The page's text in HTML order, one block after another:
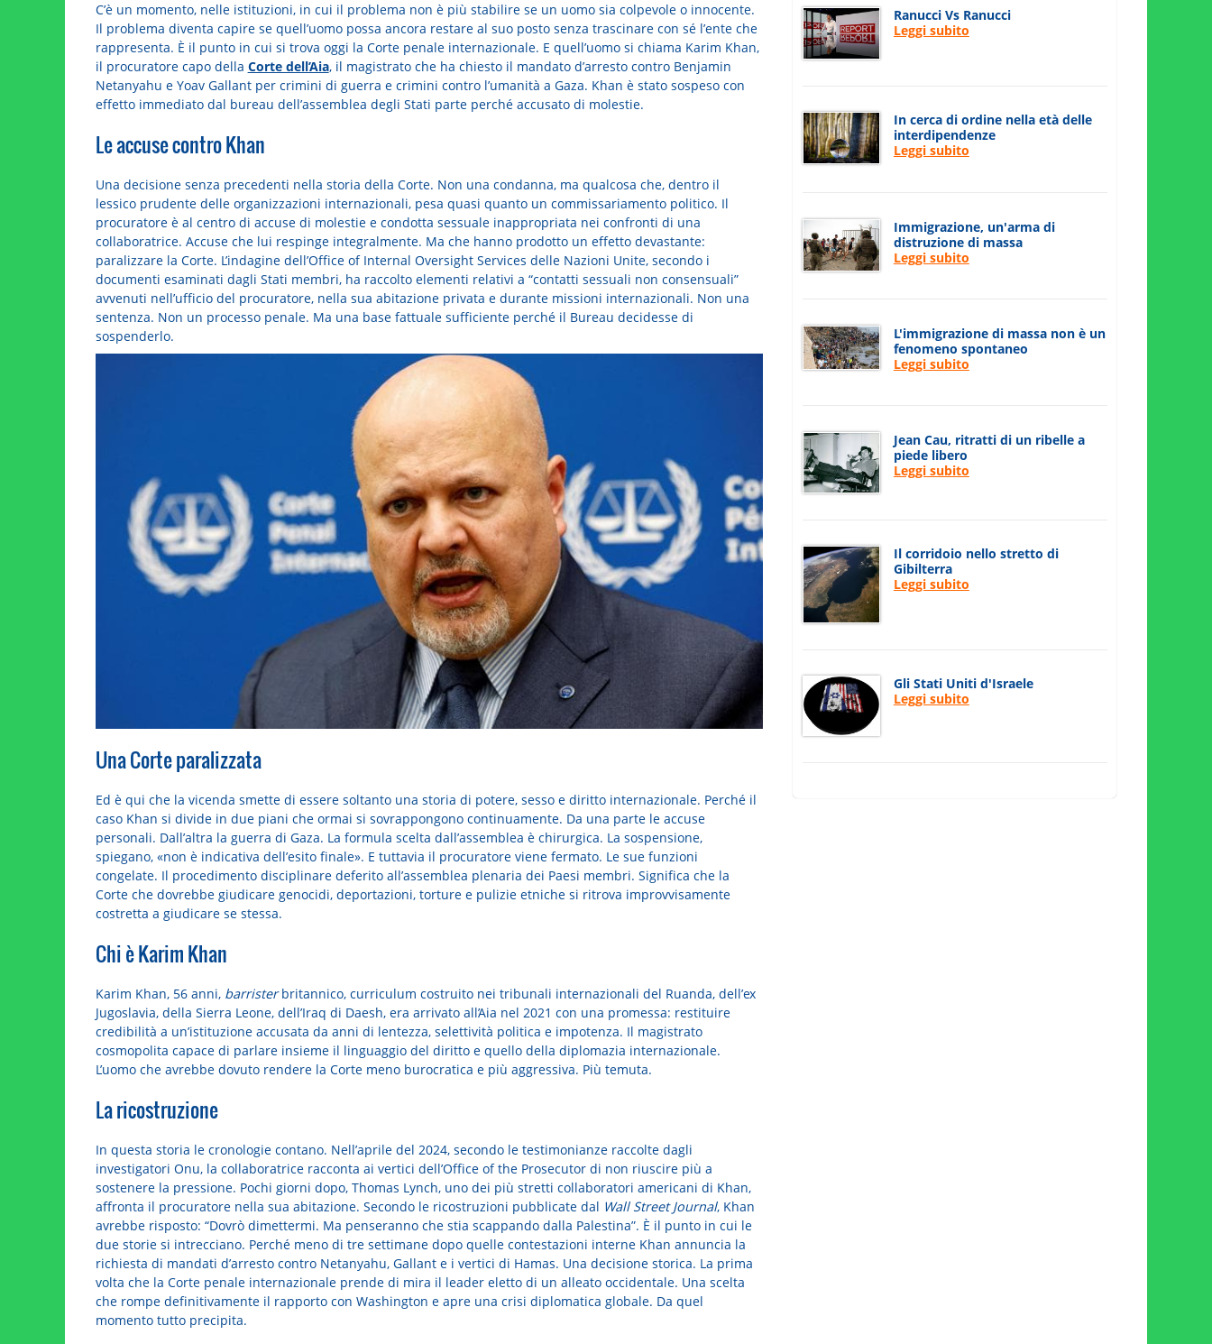
C’è un momento, nelle istituzioni, in cui il problema non è più stabilire se un uomo sia colpevole o innocente.
Il problema diventa capire se quell’uomo possa ancora restare al suo posto senza trascinare con sé l’ente che
rappresenta. È il punto in cui si trova oggi la Corte penale internazionale. E quell’uomo si chiama Karim Khan,
il procuratore capo della Corte dell’Aia, il magistrato che ha chiesto il mandato d’arresto contro Benjamin
Netanyahu e Yoav Gallant per crimini di guerra e crimini contro l’umanità a Gaza. Khan è stato sospeso con
effetto immediato dal bureau dell’assemblea degli Stati parte perché accusato di molestie.
Le accuse contro Khan
Una decisione senza precedenti nella storia della Corte. Non una condanna, ma qualcosa che, dentro il
lessico prudente delle organizzazioni internazionali, pesa quasi quanto un commissariamento politico. Il
procuratore è al centro di accuse di molestie e condotta sessuale inappropriata nei confronti di una
collaboratrice. Accuse che lui respinge integralmente. Ma che hanno prodotto un effetto devastante:
paralizzare la Corte. L’indagine dell’Office of Internal Oversight Services delle Nazioni Unite, secondo i
documenti esaminati dagli Stati membri, ha raccolto elementi relativi a “contatti sessuali non consensuali”
avvenuti nell’ufficio del procuratore, nella sua abitazione privata e durante missioni internazionali. Non una
sentenza. Non un processo penale. Ma una base fattuale sufficiente perché il Bureau decidesse di
sospenderlo.
Una Corte paralizzata
Ed è qui che la vicenda smette di essere soltanto una storia di potere, sesso e diritto internazionale. Perché il
caso Khan si divide in due piani che ormai si sovrappongono continuamente. Da una parte le accuse
personali. Dall’altra la guerra di Gaza. La formula scelta dall’assemblea è chirurgica. La sospensione,
spiegano, «non è indicativa dell’esito finale». E tuttavia il procuratore viene fermato. Le sue funzioni
congelate. Il procedimento disciplinare deferito all’assemblea plenaria dei Paesi membri. Significa che la
Corte che dovrebbe giudicare genocidi, deportazioni, torture e pulizie etniche si ritrova improvvisamente
costretta a giudicare se stessa.
Chi è Karim Khan
Karim Khan, 56 anni, barristerbritannico, curriculum costruito nei tribunali internazionali del Ruanda, dell’ex
Jugoslavia, della Sierra Leone, dell’Iraq di Daesh, era arrivato all’Aia nel 2021 con una promessa: restituire
credibilità a un’istituzione accusata da anni di lentezza, selettività politica e impotenza. Il magistrato
cosmopolita capace di parlare insieme il linguaggio del diritto e quello della diplomazia internazionale.
L’uomo che avrebbe dovuto rendere la Corte meno burocratica e più aggressiva. Più temuta.
La ricostruzione
In questa storia le cronologie contano. Nell’aprile del 2024, secondo le testimonianze raccolte dagli
investigatori Onu, la collaboratrice racconta ai vertici dell’Office of the Prosecutor di non riuscire più a
sostenere la pressione. Pochi giorni dopo, Thomas Lynch, uno dei più stretti collaboratori americani di Khan,
affronta il procuratore nella sua abitazione. Secondo le ricostruzioni pubblicate dal Wall Street Journal, Khan
avrebbe risposto: “Dovrò dimettermi. Ma penseranno che stia scappando dalla Palestina”. È il punto in cui le
due storie si intrecciano. Perché meno di tre settimane dopo quelle contestazioni interne Khan annuncia la
richiesta di mandati d’arresto contro Netanyahu, Gallant e i vertici di Hamas. Una decisione storica. La prima
volta che la Corte penale internazionale prende di mira il leader eletto di un alleato occidentale. Una scelta
che rompe definitivamente il rapporto con Washington e apre una crisi diplomatica globale. Da quel
momento tutto precipita.
Ranucci Vs Ranucci
Leggi subito
In cerca di ordine nella età delle
interdipendenze
Leggi subito
Immigrazione, un'arma di
distruzione di massa
Leggi subito
L'immigrazione di massa non è un
fenomeno spontaneo
Leggi subito
Jean Cau, ritratti di un ribelle a
piede libero
Leggi subito
Il corridoio nello stretto di
Gibilterra
Leggi subito
Gli Stati Uniti d'Israele
Leggi subito